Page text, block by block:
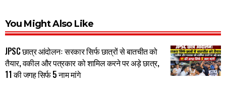
You Might Also Like
JPSC छात्र आंदोलनः सरकार सिर्फ छात्रों से बातचीत को
तैयार, वकील और पत्रकार को शामिल करने पर अड़े छात्र,
11 की जगह सिर्फ 5 नाम मांगे